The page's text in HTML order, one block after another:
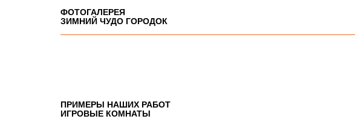
ФОТОГАЛЕРЕЯ
ЗИМНИЙ ЧУДО ГОРОДОК
ПРИМЕРЫ НАШИХ РАБОТ
ИГРОВЫЕ КОМНАТЫ